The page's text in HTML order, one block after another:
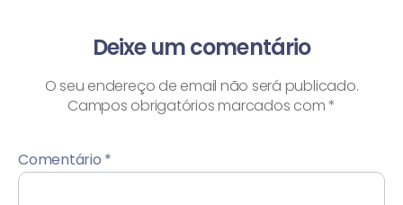
Deixe um comentário
O seu endereço de email não será publicado.
Campos obrigatórios marcados com*
Comentário *